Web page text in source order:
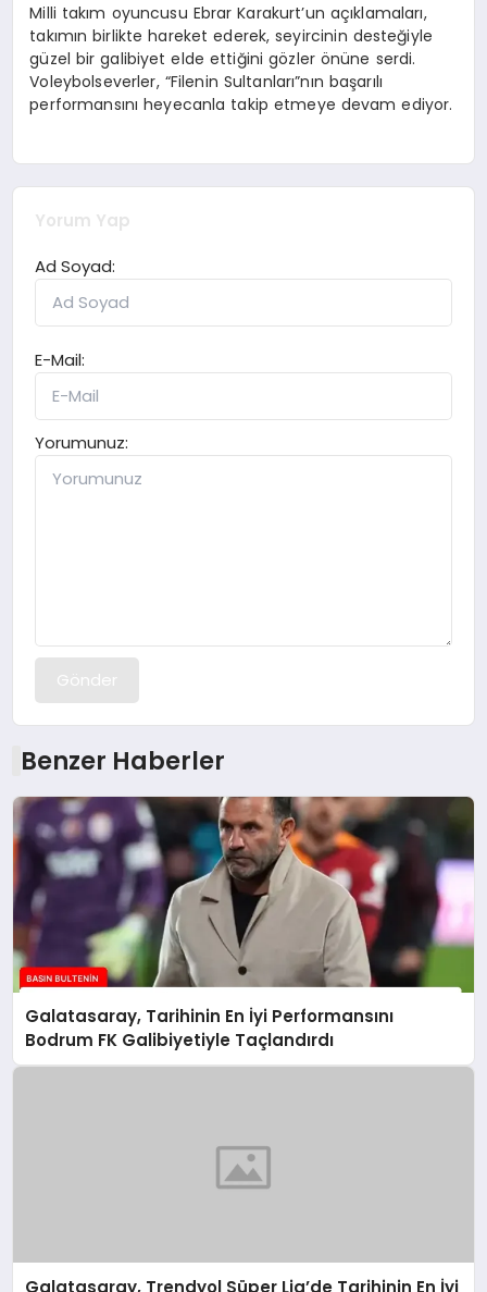
Milli takım oyuncusu Ebrar Karakurt’un açıklamaları,
takımın birlikte hareket ederek, seyircinin desteğiyle
güzel bir galibiyet elde ettiğini gözler önüne serdi.
Voleybolseverler, “Filenin Sultanları”nın başarılı
performansını heyecanla takip etmeye devam ediyor.
Yorum Yap
Ad Soyad:
E-Mail:
Yorumunuz:
Gönder
Benzer Haberler
Galatasaray, Tarihinin En İyi Performansını
Bodrum FK Galibiyetiyle Taçlandırdı
Galatasaray, Trendyol Süper Lig’de Tarihinin En İyi